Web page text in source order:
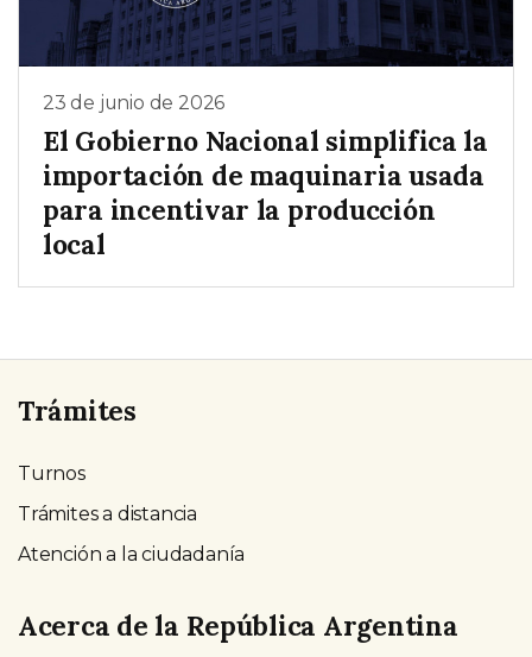
23 de junio de 2026
El Gobierno Nacional simplifica la
importación de maquinaria usada
para incentivar la producción
local
Trámites
Turnos
Trámites a distancia
Atención a la ciudadanía
Acerca de la República Argentina